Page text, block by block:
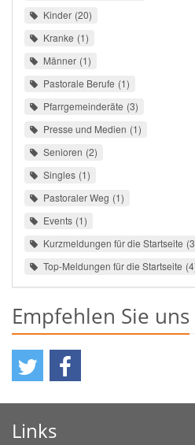
Kinder 20
Kranke 1
Männer 1
Pastorale Berufe 1
Pfarrgemeinderäte 3
Presse und Medien 1
Senioren 2
Singles 1
Pastoraler Weg 1
Events 1
Kurzmeldungen für die Startseite 3
Top-Meldungen für die Startseite 4
Empfehlen Sie uns
Links